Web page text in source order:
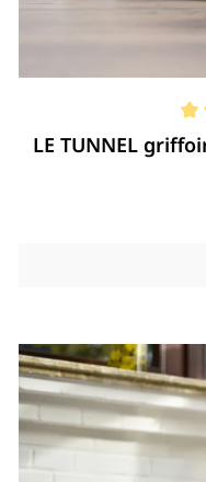
Note moyenne de 5
LE TUNNEL